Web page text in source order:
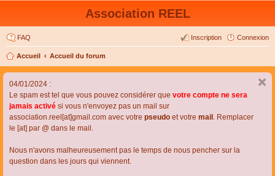
Association REEL
FAQ Connexion
Inscription
Accueil Accueil du forum
04/01/2024 :
Le spam est tel que vous pouvez considérer que votre compte ne sera
jamais activé si vous n'envoyez pas un mail sur
association.reel[at]gmail.com avec votre pseudo et votre mail . Remplacer
le [at] par @ dans le mail.
Nous n'avons malheureusement pas le temps de nous pencher sur la
question dans les jours qui viennent.